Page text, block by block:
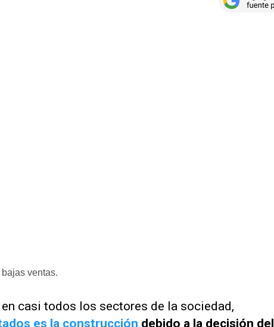
ventas.
en casi todos los sectores de la sociedad,
es la construcción debido a la decisión del